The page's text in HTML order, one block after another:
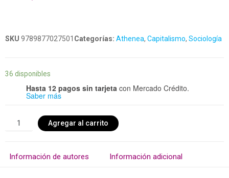
SKU 9789877027501 Categorías: Athenea, Capitalismo, Sociología
36 disponibles
Hasta 12 pagos sin tarjeta con Mercado Crédito.
Saber más
Agregar al carrito
Información de autores Información adicional